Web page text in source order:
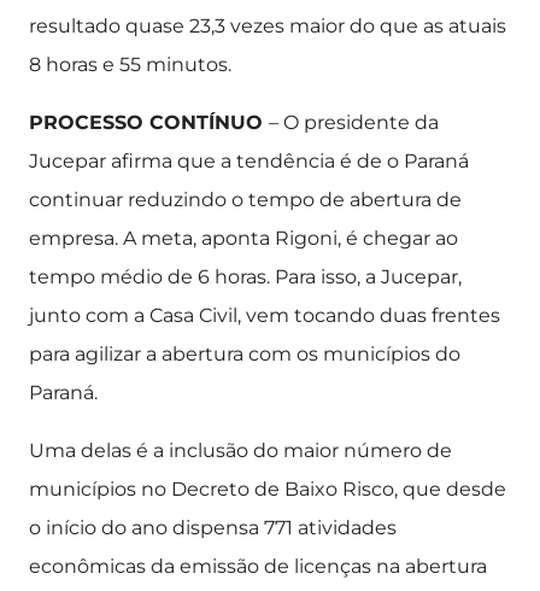
resultado quase 23,3 vezes maior do que as atuais
8 horas e 55 minutos.
PROCESSO CONTÍNUO – O presidente da
Jucepar afirma que a tendência é de o Paraná
continuar reduzindo o tempo de abertura de
empresa. A meta, aponta Rigoni, é chegar ao
tempo médio de 6 horas. Para isso, a Jucepar,
junto com a Casa Civil, vem tocando duas frentes
para agilizar a abertura com os municípios do
Paraná.
Uma delas é a inclusão do maior número de
municípios no Decreto de Baixo Risco, que desde
o início do ano dispensa 771 atividades
econômicas da emissão de licenças na abertura